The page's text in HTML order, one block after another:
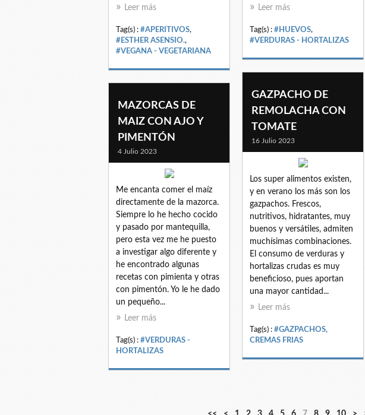
Leer más
Tag(s) : #APERITIVOS,
#ESTHER ASENSIO.,
#VEGANA - VEGETARIANA
Leer más
Tag(s) : #HUEVOS,
#VERDURAS - HORTALIZAS
GAZPACHO DE
REMOLACHA CON
TOMATE
16 Julio 2023
Los super alimentos existen,
y en verano los más son los
gazpachos. Frescos,
nutritivos, hidratantes, muy
buenos y versátiles, admiten
muchísimas combinaciones.
El consumo de verduras y
hortalizas crudas es muy
beneficioso, pues aportan
una mayor cantidad...
Leer más
Tag(s) : #GAZPACHOS,
CREMAS FRIAS
MAZORCAS DE
MAIZ CON AJO Y
PIMENTÓN
4 Julio 2023
Me encanta comer el maíz
directamente de la mazorca.
Siempre lo he hecho cocido
y pasado por mantequilla,
pero esta vez me he puesto
a investigar algo diferente y
he encontrado algunas
recetas con pimienta y otras
con pimentón. Yo le he dado
un pequeño...
Leer más
Tag(s) : #VERDURAS -
HORTALIZAS
2
3
4
5
6
7
8
9
1